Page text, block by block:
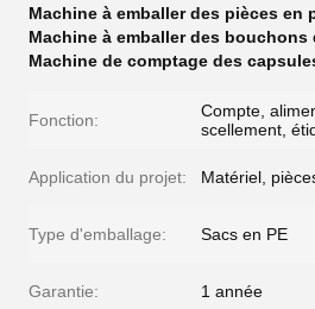
Machine à emballer des pièces en
Machine à emballer des
Machine de comptage des
Fonction:
Compte,
scellement,
Application du projet: Matériel,
Type d'emballage: Sacs en PE
Garantie: 1 année